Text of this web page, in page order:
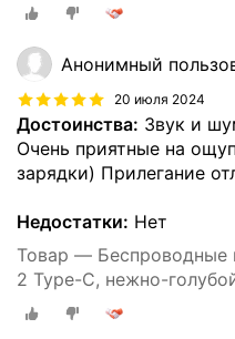
Анонимный
20 июля 2024
Достоинства: Звук и
Очень приятные на
зарядки) Прилегание
Недостатки: Нет
Товар — Беспроводные
2 Type-C, нежно-